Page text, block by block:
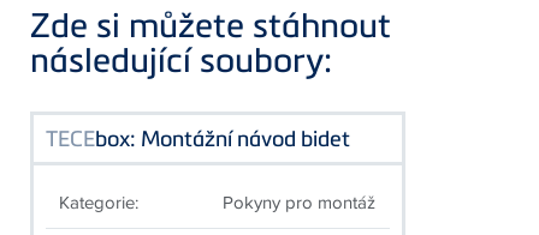
Zde si můžete stáhnout
následující soubory:
TECEbox: Montážní návod bidet
Kategorie: Pokyny pro montáž